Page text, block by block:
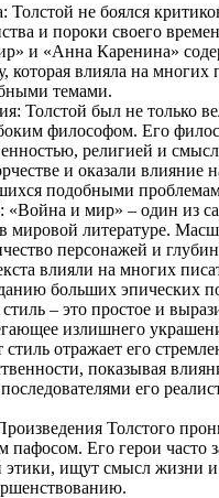
Толстой не боялся
и пороки своего
и «Анна Каренина»
которая влияла на многих
темами.
Толстой был не только
философом. Его
религией и
и оказали влияние
подобными
«Война и мир» – один из
мировой литературе.
персонажей и
влияли на многих
больших эпических
– это простое и
излишнего
отражает его
показывая
его
Толстого
пафосом. Его герои часто
ищут смысл жизни и